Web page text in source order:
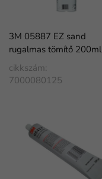
3M 05887 EZ sand
rugalmas tömítő 200ml
cikkszám:
7000080125